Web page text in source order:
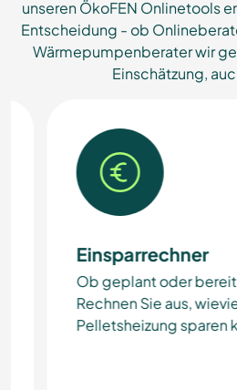
unseren ÖkoFEN Onlinetools
Entscheidung - ob
Wärmepumpenberater wir
Einschätzung,
Einsparrechner
Ob geplant oder
Rechnen Sie aus,
Pelletsheizung sparen